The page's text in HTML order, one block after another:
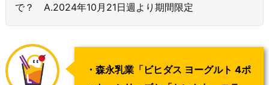
で？ A.2024年10月21日週より期間限定
・森永乳業「ビヒダス ヨーグルト 4ポ